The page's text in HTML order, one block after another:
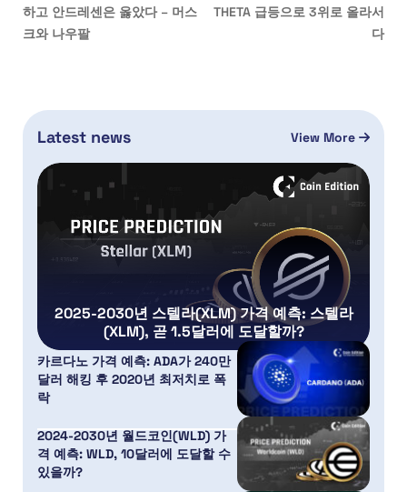
하고 안드레센은 옳았다 – 머스
크와 나우팔
THETA 급등으로 3위로 올라서
다
Latest news View More
2025-2030년 스텔라(XLM) 가격 예측: 스텔라
(XLM), 곧 1.5달러에 도달할까?
카르다노 가격 예측: ADA가 240만
달러 해킹 후 2020년 최저치로 폭
락
2024-2030년 월드코인(WLD) 가
격 예측: WLD, 10달러에 도달할 수
있을까?